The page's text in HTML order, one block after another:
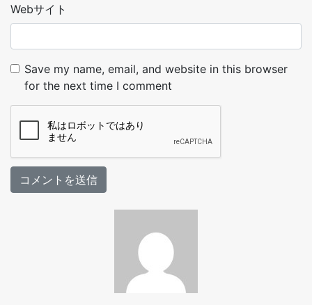
Webサイト
Save my name, email, and website in this browser
for the next time I comment